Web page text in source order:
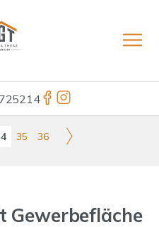
35 36
Gewerbefläche